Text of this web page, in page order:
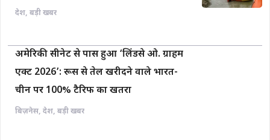
देश, बड़ी खबर
अमेरिकी सीनेट से पास हुआ ‘लिंडसे ओ. ग्राहम
एक्ट 2026’: रूस से तेल खरीदने वाले भारत-
चीन पर 100% टैरिफ का खतरा
बिज़नेस, देश, बड़ी खबर